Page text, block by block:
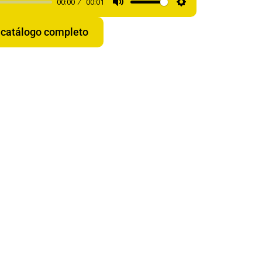
Settings
completo